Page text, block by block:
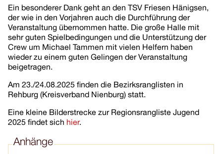
Ein besonderer Dank geht an den TSV Friesen Hänigsen,
der wie in den Vorjahren auch die Durchführung der
Veranstaltung übernommen hatte. Die große Halle mit
sehr guten Spielbedingungen und die Unterstützung der
Crew um Michael Tammen mit vielen Helfern haben
wieder zu einem guten Gelingen der Veranstaltung
beigetragen.
Am 23./24.08.2025 finden die Bezirksranglisten in
Rehburg (Kreisverband Nienburg) statt.
Eine kleine Bilderstrecke zur Regionsrangliste Jugend
2025 findet sich hier.
Anhänge